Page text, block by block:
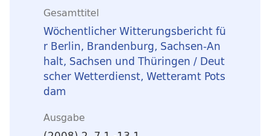
Gesamttitel
Wöchentlicher Witterungsbericht fü
r Berlin, Brandenburg, Sachsen-An
halt, Sachsen und Thüringen / Deut
scher Wetterdienst, Wetteramt Pots
dam
Ausgabe